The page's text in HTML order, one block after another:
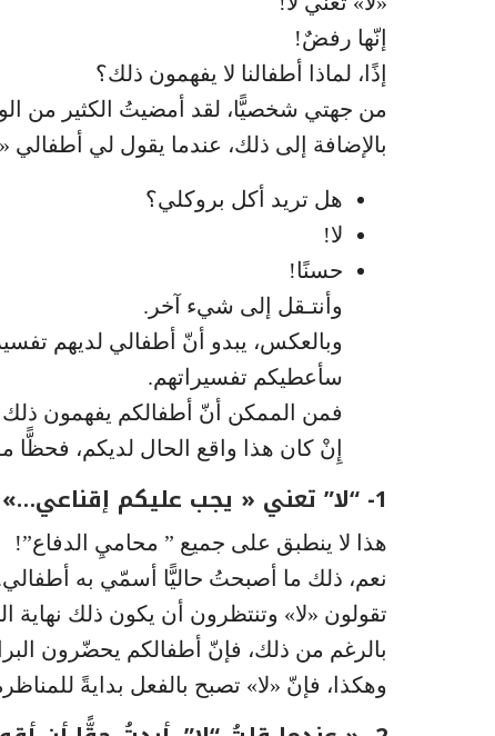
إنّها رفضٌ!
إذًا، لماذا أطفالنا لا يفهمون ذلك؟
من جهتي شخصيًّا، لقد أمضيتُ الكثير من
بالإضافة إلى ذلك، عندما يقول لي أطفالي
هل تريد أكل بروكلي؟
لا!
حسنًا!
وأنتـقل إلى شيء آخر.
وبالعكس، يبدو أنّ أطفالي لديهم
سأعطيكم تفسيراتهم.
فمن الممكن أنّ أطفالكم يفهمون ذلك
إِنْ كان هذا واقع الحال لديكم، فحظًّا
1- “لا” تعني « يجب عليكم إقناعي…»
هذا لا ينطبق على جميع ” محاميِ الدفاع”!
نعم، ذلك ما أصبحتُ حاليًّا أسمّي به
تقولون «لا» وتنتظرون أن يكون ذلك نهاية
بالرغم من ذلك، فإنّ أطفالكم يحضّرون
وهكذا، فإنّ «لا» تصبح بالفعل بدايةً